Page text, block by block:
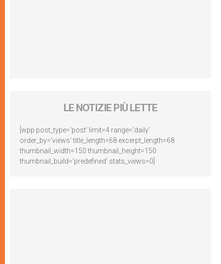
LE NOTIZIE PIÙ LETTE
[wpp post_type='post' limit=4 range='daily'
order_by='views' title_length=68 excerpt_length=68
thumbnail_width=150 thumbnail_height=150
thumbnail_build='predefined' stats_views=0]